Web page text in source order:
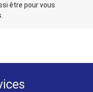
être pour vous